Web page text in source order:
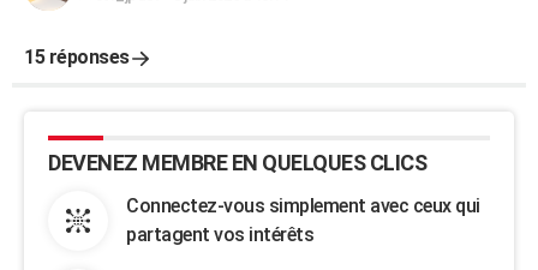
15 réponses
DEVENEZ MEMBRE EN QUELQUES CLICS
Connectez-vous simplement avec ceux qui
partagent vos intérêts